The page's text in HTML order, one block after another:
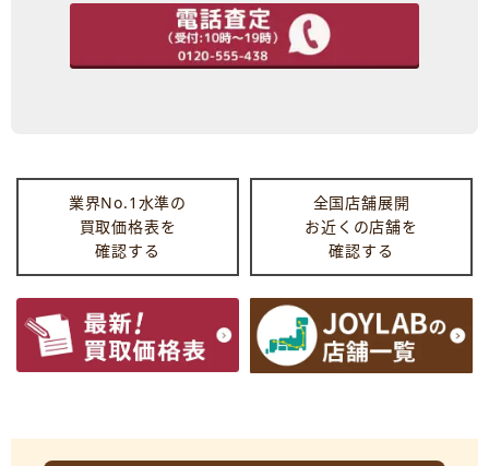
業界No.1水準の
買取価格表を
確認する
全国店舗展開
お近くの店舗を
確認する